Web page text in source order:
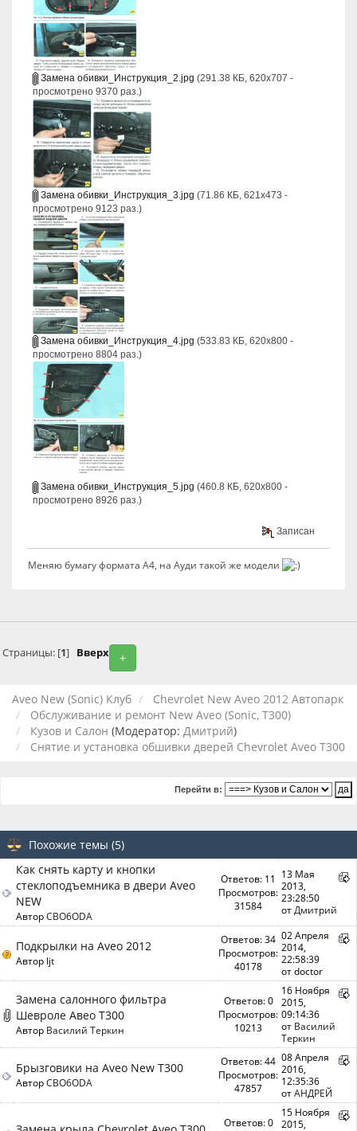
Замена обивки_Инструкция_2.jpg (291.38 КБ, 620x707 -
просмотрено 9370 раз.)
Замена обивки_Инструкция_3.jpg (71.86 КБ, 621x473 -
просмотрено 9123 раз.)
Замена обивки_Инструкция_4.jpg (533.83 КБ, 620x800 -
просмотрено 8804 раз.)
Замена обивки_Инструкция_5.jpg (460.8 КБ, 620x800 -
просмотрено 8926 раз.)
Записан
Меняю бумагу формата А4, на Ауди такой же модели
+
Страницы: [1] Вверх
Aveo New (Sonic) Клуб
Chevrolet New Aveo 2012 Автопарк
Обслуживание и ремонт New Aveo (Sonic, T300)
Кузов и Салон (Модератор: Дмитрий)
Снятие и установка обшивки дверей Chevrolet Aveo T300
Перейти в:
Похожие темы (5)
Как снять карту и кнопки
стеклоподъемника в двери Aveo
NEW
АвторCBO6ODA
Ответов: 11
Просмотров:
31584
13 Мая
2013,
23:28:50
от Дмитрий
Подкрылки на Aveo 2012
Автор ljt
Ответов: 34
Просмотров:
40178
02 Апреля
2014,
22:58:39
от doctor
Замена салонного фильтра
Шевроле Авео T300
Автор Василий Теркин
Ответов: 0
Просмотров:
10213
16 Ноября
2015,
09:14:36
от Василий
Теркин
Брызговики на Aveo New T300
АвторCBO6ODA
Ответов: 44
Просмотров:
47857
08 Апреля
2016,
12:35:36
отАНДРЕЙ
Ответов: 0
15 Ноября
2015,